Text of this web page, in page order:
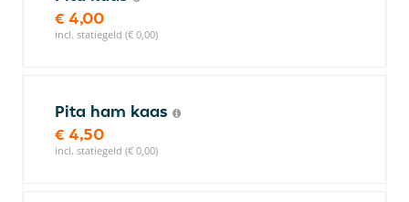
€ 4,00
incl. statiegeld (€ 0,00)
Pita ham kaas
€ 4,50
incl. statiegeld (€ 0,00)